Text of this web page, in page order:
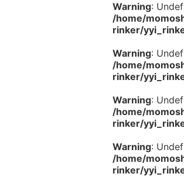
Warning:
/home/
rinker/
Warning:
/home/
rinker/
Warning:
/home/
rinker/
Warning:
/home/
rinker/